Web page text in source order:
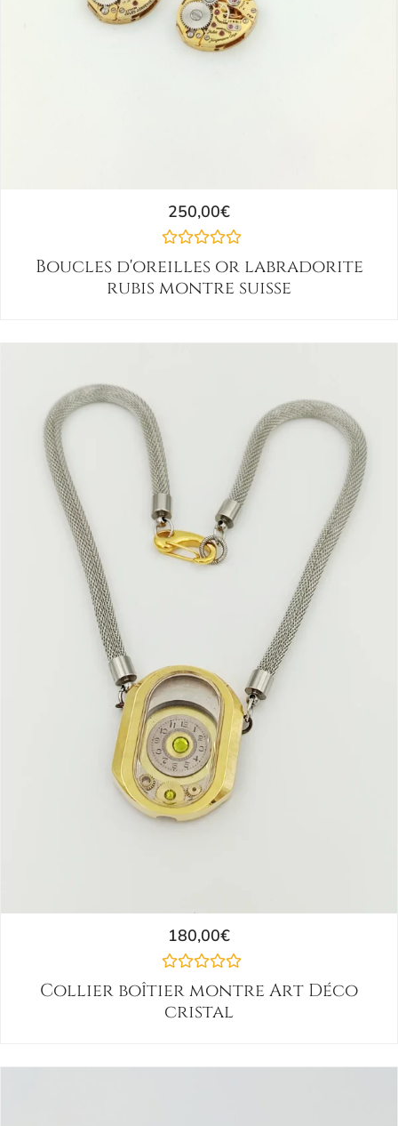
250,00€
Boucles d'oreilles or labradorite
rubis montre suisse
180,00€
Collier boîtier montre Art Déco
cristal